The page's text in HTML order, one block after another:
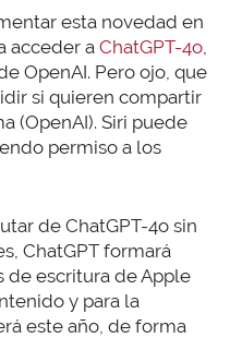
esta novedad en
acceder a ChatGPT-4o,
OpenAI. Pero ojo, que
si quieren compartir
(OpenAI). Siri puede
permiso a los
de ChatGPT-4o sin
ChatGPT formará
de escritura de Apple
y para la
este año, de forma